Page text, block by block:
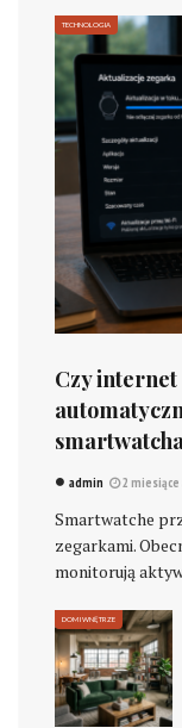
TECHNOLOGIA
Czy
admin 2 miesiące
Smartwatche
zegarkami.
monitorują
DOM I WNĘTRZE